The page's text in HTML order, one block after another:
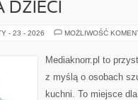
DZIECI
- 23 - 2026 MOŻLIWOŚĆ
Mediaknorr.pl to
z myślą o osobach
kuchni. To miejsce